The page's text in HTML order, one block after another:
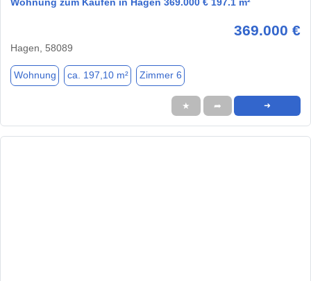
369.000 €
Hagen, 58089
Wohnung ca. 197,10 m² Zimmer 6
★ ➦ ➜